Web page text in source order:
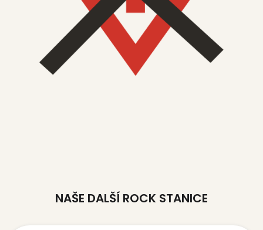
NAŠE DALŠÍ ROCK STANICE